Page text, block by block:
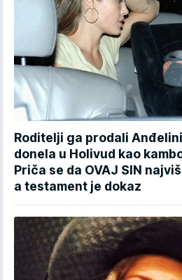
Roditelji ga prodali
donela u Holivud kao
Priča se da OVAJ SIN
a testament je dokaz